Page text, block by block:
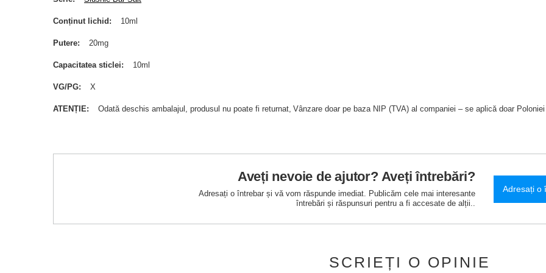
Conținut lichid 10ml
Putere 20mg
Capacitatea sticlei 10ml
VG/PG X
ATENȚIE Odată deschis ambalajul, produsul nu poate fi returnat Vânzare doar pe baza NIP (TVA) al companiei – se aplică doar Poloniei
Aveți nevoie de ajutor? Aveți întrebări?
Adresați o întrebar și vă vom răspunde imediat. Publicăm cele mai interesante
întrebări și răspunsuri pentru a fi accesate de alții..
Adresați o
SCRIEȚI O OPINIE